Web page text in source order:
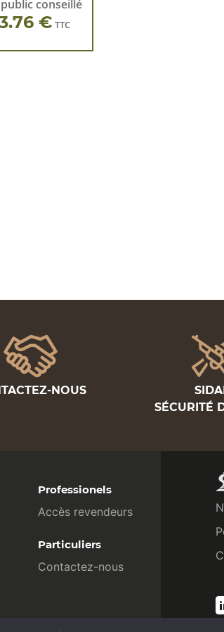
conseillé
€ TTC
NOUS
SÉCURITÉ
Professionels
Accès revendeurs
Particuliers
Contactez-nous